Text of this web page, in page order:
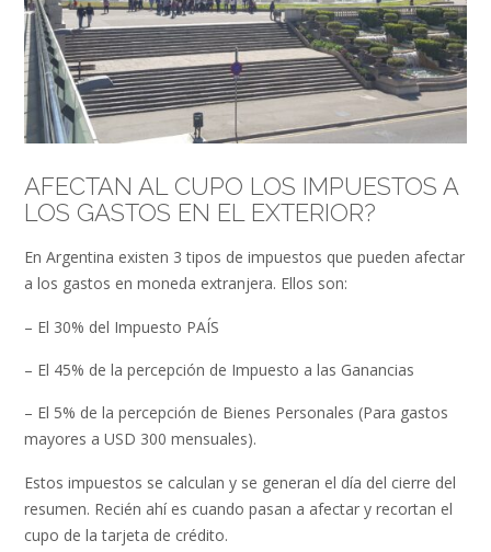
AFECTAN AL CUPO LOS IMPUESTOS A
LOS GASTOS EN EL EXTERIOR?
En Argentina existen 3 tipos de impuestos que pueden afectar
a los gastos en moneda extranjera. Ellos son:
– El 30% del Impuesto PAÍS
– El 45% de la percepción de Impuesto a las Ganancias
– El 5% de la percepción de Bienes Personales (Para gastos
mayores a USD 300 mensuales).
Estos impuestos se calculan y se generan el día del cierre del
resumen. Recién ahí es cuando pasan a afectar y recortan el
cupo de la tarjeta de crédito.